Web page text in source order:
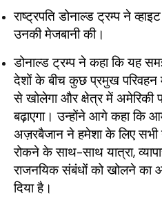
राष्ट्रपति डोनाल्ड ट्रम्प ने
उनकी मेजबानी की।
डोनाल्ड ट्रम्प ने कहा कि यह
देशों के बीच कुछ प्रमुख परिवहन
से खोलेगा और क्षेत्र में अमेरिकी
बढ़ाएगा। उन्होंने आगे कहा कि
अज़रबैजान ने हमेशा के लिए सभी
रोकने के साथ-साथ यात्रा,
राजनयिक संबंधों को खोलने का
दिया है।